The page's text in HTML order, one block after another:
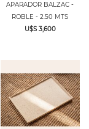
APARADOR BALZAC -
ROBLE - 2.50 MTS
U$S 3,600